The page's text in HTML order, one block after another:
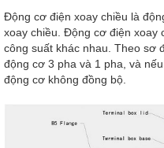
Động cơ điện xoay chiều là
xoay chiều. Động cơ điện xoay
công suất khác nhau. Theo sơ
động cơ 3 pha và 1 pha, và
động cơ không đồng bộ